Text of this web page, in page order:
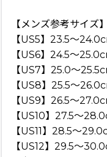
【メンズ参考サイズ】
【US5】23.5〜
【US6】24.5〜
【US7】25.0〜
【US8】25.5〜
【US9】26.5〜
【US10】27.5〜
【US11】28.5〜
【US12】29.5〜